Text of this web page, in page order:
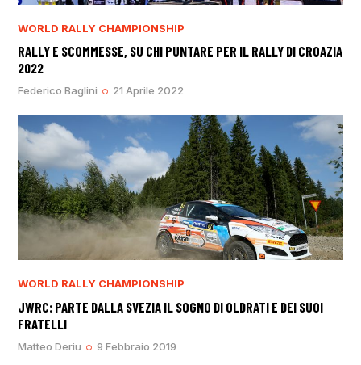
WORLD RALLY CHAMPIONSHIP
RALLY E SCOMMESSE, SU CHI PUNTARE PER IL RALLY DI CROAZIA
2022
Federico Baglini 21 Aprile 2022
WORLD RALLY CHAMPIONSHIP
JWRC: PARTE DALLA SVEZIA IL SOGNO DI OLDRATI E DEI SUOI
FRATELLI
Matteo Deriu 9 Febbraio 2019